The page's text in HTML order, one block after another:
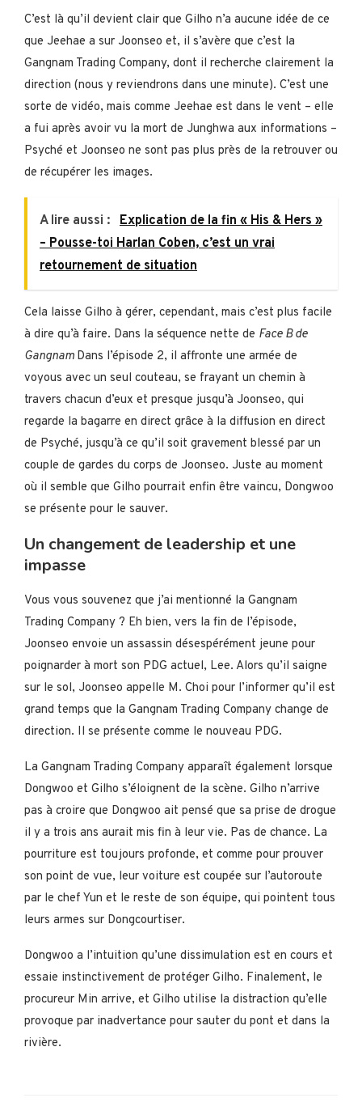
C’est là qu’il devient clair que Gilho n’a aucune idée de ce
que Jeehae a sur Joonseo et, il s’avère que c’est la
Gangnam Trading Company, dont il recherche clairement la
direction (nous y reviendrons dans une minute). C’est une
sorte de vidéo, mais comme Jeehae est dans le vent – elle
a fui après avoir vu la mort de Junghwa aux informations –
Psyché et Joonseo ne sont pas plus près de la retrouver ou
de récupérer les images.
A lire aussi :
Explication de la fin « His & Hers »
– Pousse-toi Harlan Coben, c’est un vrai
retournement de situation
Cela laisse Gilho à gérer, cependant, mais c’est plus facile
à dire qu’à faire. Dans la séquence nette de Face B de
Gangnam Dans l’épisode 2, il affronte une armée de
voyous avec un seul couteau, se frayant un chemin à
travers chacun d’eux et presque jusqu’à Joonseo, qui
regarde la bagarre en direct grâce à la diffusion en direct
de Psyché, jusqu’à ce qu’il soit gravement blessé par un
couple de gardes du corps de Joonseo. Juste au moment
où il semble que Gilho pourrait enfin être vaincu, Dongwoo
se présente pour le sauver.
Un changement de leadership et une
impasse
Vous vous souvenez que j’ai mentionné la Gangnam
Trading Company ? Eh bien, vers la fin de l’épisode,
Joonseo envoie un assassin désespérément jeune pour
poignarder à mort son PDG actuel, Lee. Alors qu’il saigne
sur le sol, Joonseo appelle M. Choi pour l’informer qu’il est
grand temps que la Gangnam Trading Company change de
direction. Il se présente comme le nouveau PDG.
La Gangnam Trading Company apparaît également lorsque
Dongwoo et Gilho s’éloignent de la scène. Gilho n’arrive
pas à croire que Dongwoo ait pensé que sa prise de drogue
il y a trois ans aurait mis fin à leur vie. Pas de chance. La
pourriture est toujours profonde, et comme pour prouver
son point de vue, leur voiture est coupée sur l’autoroute
par le chef Yun et le reste de son équipe, qui pointent tous
leurs armes sur Dongcourtiser.
Dongwoo a l’intuition qu’une dissimulation est en cours et
essaie instinctivement de protéger Gilho. Finalement, le
procureur Min arrive, et Gilho utilise la distraction qu’elle
provoque par inadvertance pour sauter du pont et dans la
rivière.